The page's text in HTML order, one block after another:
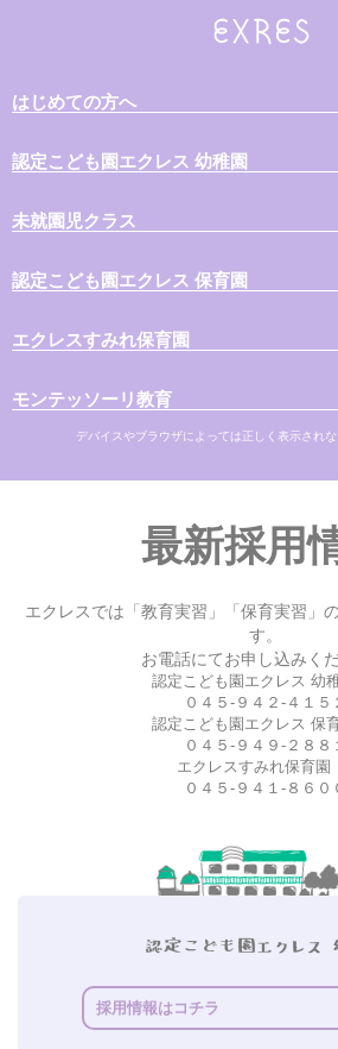
はじめての方へ
認定こども園エクレス 幼稚園
未就園児クラス
認定こども園エクレス 保育園
エクレスすみれ保育園
モンテッソーリ教育
デバイスやブラウザによっては正しく表示されな
最新採用
エクレスでは「教育実習」「保育実習」
す。
お電話にてお申し込みくだ
認定こども園エクレス 幼
０４５-９４２-４１５
認定こども園エクレス 保
０４５-９４９-２８８
エクレスすみれ保育園
０４５-９４１-８６０
採用情報はコチラ